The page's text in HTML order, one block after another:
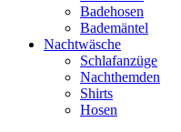
Badehosen
Bademäntel
Nachtwäsche
Schlafanzüge
Nachthemden
Shirts
Hosen